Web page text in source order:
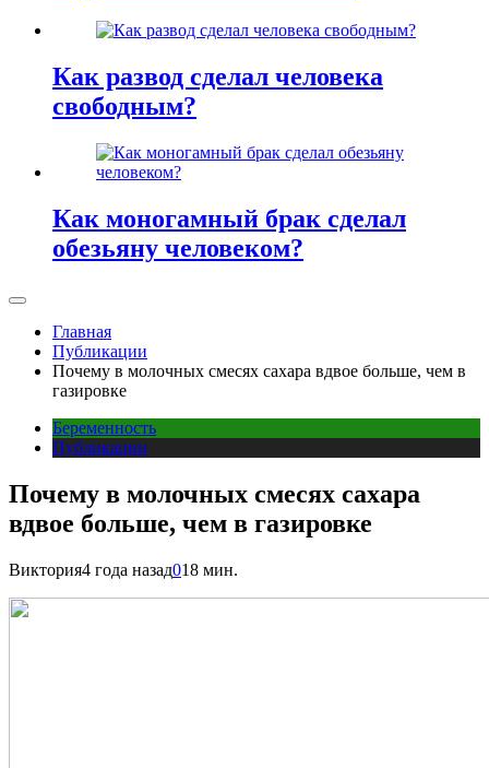
Как развод сделал человека
свободным?
Как моногамный брак сделал
обезьяну человеком?
Главная
Публикации
Почему в молочных смесях сахара вдвое больше, чем в
газировке
Беременность
Публикации
Почему в молочных смесях сахара
вдвое больше, чем в газировке
Виктория4 года назад018 мин.